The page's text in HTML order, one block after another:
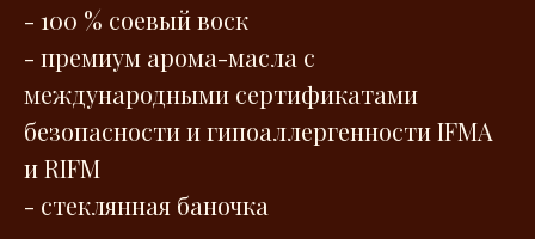
- 100 % соевый воск
- премиум арома-масла с
международными сертификатами
безопасности и гипоаллергенности IFMA
и RIFM
- стеклянная баночка